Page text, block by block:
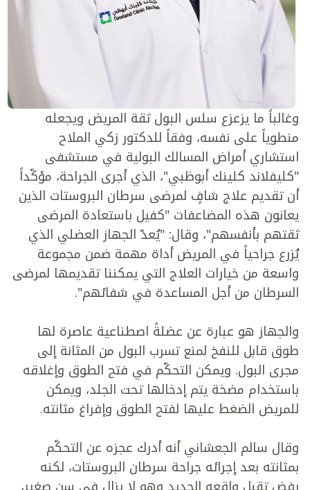
وغالباً ما يزعزع سلس البول ثقة المريض ويجعله
منطوياً على نفسه، وفقاً للدكتور زكي الملاح
استشاري أمراض المسالك البولية في مستشفى
"كليفلاند كلينك أبوظبي"، الذي أجرى الجراحة، مؤكّداً
أن تقديم علاج شافٍ لمرضى سرطان البروستات الذين
يعانون هذه المضاعفات "كفيل باستعادة المرضى
ثقتهم بأنفسهم"، وقال: "يُعدّ الجهاز العضلي الذي
يُزرع جراحياً في المريض أداة مهمة ضمن مجموعة
واسعة من خيارات العلاج التي يمكننا تقديمها لمرضى
السرطان من أجل المساعدة في شفائهم".
والجهاز هو عبارة عن عضلةً اصطناعية عاصرة لها
طوق قابل للنفخ لمنع تسرب البول من المثانة إلى
مجرى البول. ويمكن التحكّم في فتح الطوق وإغلاقه
باستخدام مضخة يتم إدخالها تحت الجلد، ويمكن
للمريض الضغط عليها لفتح الطوق وإفراغ مثانته.
وقال سالم الجعشاني أنه أدرك عجزه عن التحكّم
بمثانته بعد إجرائه جراحة سرطان البروستات، لكنه